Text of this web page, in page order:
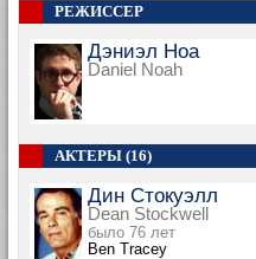
РЕЖИССЕР
Дэниэл Ноа
Daniel Noah
АКТЕРЫ (16)
Дин Стокуэлл
Dean Stockwell
было 76 лет
Ben Tracey